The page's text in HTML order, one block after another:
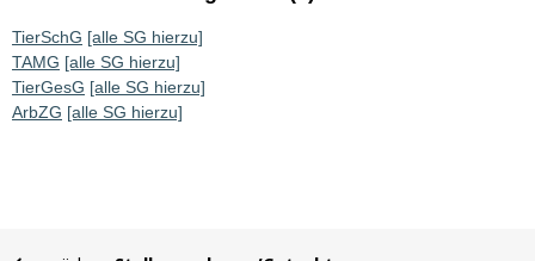
TierSchG [alle SG hierzu]
TAMG [alle SG hierzu]
TierGesG [alle SG hierzu]
ArbZG [alle SG hierzu]